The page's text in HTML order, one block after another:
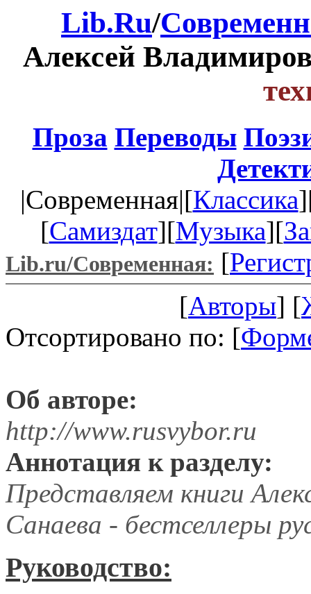
Lib.Ru/
Алексей
Проза Переводы
|Современная|[Классика
[Самиздат][Музыка][
Lib.ru/Современная: [
[Авторы] [
Отсортировано по: [
Об авторе:
http://www.rusvybor.ru
Аннотация к разделу:
Представляем книги
Санаева - бестселлеры
Руководство: